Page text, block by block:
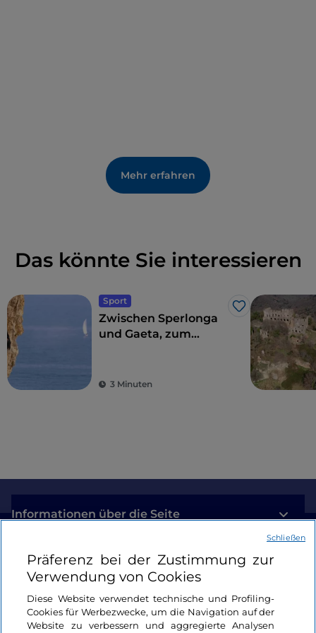
Mehr erfahren
Das könnte Sie interessieren
Sport
Like
Zwischen Sperlonga
und Gaeta, zum
3 Minuten
Informationen über die Seite
Nützliche Links
Login
Bleiben wir in Kontakt
Präferenz bei der Zustimmung zur
Verwendung von Cookies
Diese Website verwendet technische und Profiling-
Cookies für Werbezwecke, um die Navigation auf der
Website zu verbessern und aggregierte Analysen
Schließen